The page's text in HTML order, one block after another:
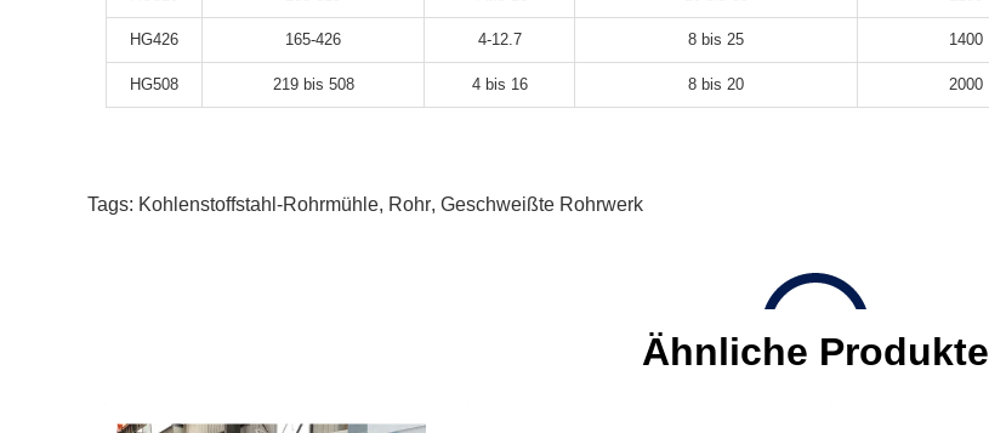
HG426 165-426 4-12.7 8 bis 25 1400
HG508 219 bis 508 4 bis 16 8 bis 20 2000
Tags: Kohlenstoffstahl-Rohrmühle, Rohr, Geschweißte Rohrwerk
Ähnliche Produkte